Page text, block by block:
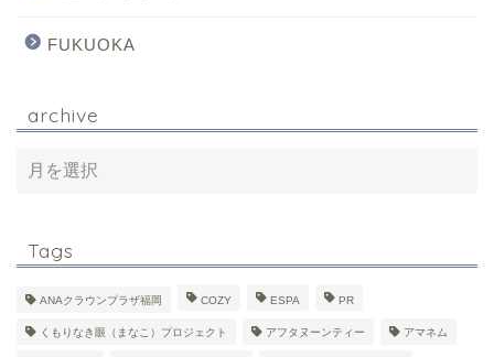
FUKUOKA
archive
Tags
ANAクラウンプラザ福岡 COZY ESPA PR
くもりなき眼（まなこ）プロジェクト アフタヌーンティー アマネム